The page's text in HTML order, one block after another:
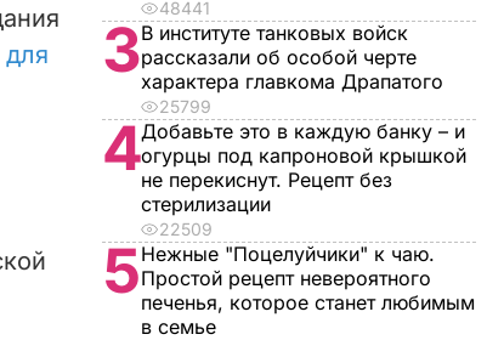
для
48441
3В институте танковых войск
рассказали об особой черте
характера главкома Драпатого
25799
4Добавьте это в каждую банку – и
огурцы под капроновой крышкой
не перекиснут. Рецепт без
стерилизации
22509
5Нежные "Поцелуйчики" к чаю.
Простой рецепт невероятного
печенья, которое станет любимым
в семье